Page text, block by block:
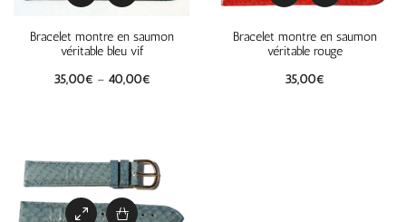
Bracelet montre en saumon
véritable bleu vif
35,00€ – 40,00€
Bracelet montre en saumon
véritable rouge
35,00€